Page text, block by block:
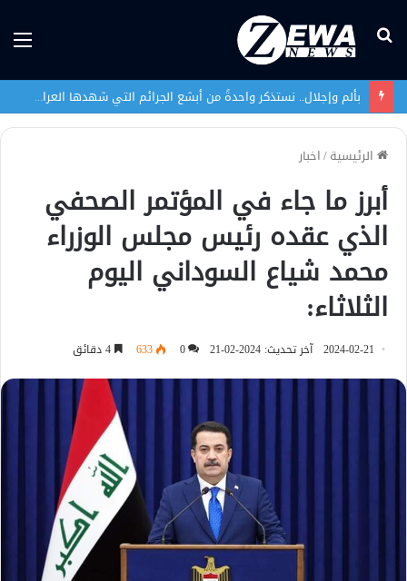
بحث
بألم وإجلال.. نستذكر واحدةً من أبشع الجرائم التي شهدها العراق في تاريخه الحديث
الرئيسية/اخبار
أبرز ما جاء في المؤتمر الصحفي
الذي عقده رئيس مجلس الوزراء
محمد شياع السوداني اليوم
الثلاثاء:
2024-02-21 آخر تحديث: 2024-02-21 0
633